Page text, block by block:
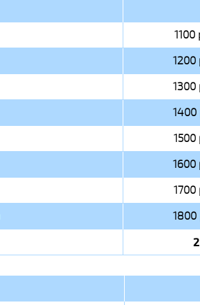
1100
1200
1300
1400
1500
1600
1700
1800
2